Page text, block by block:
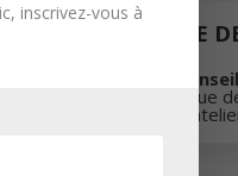
CARAVANE
Informer,
travers la tenue
l’animation
inscrivez-vous à